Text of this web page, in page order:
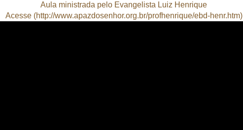
Aula ministrada pelo Evangelista Luiz Henrique
Acesse (http://www.apazdosenhor.org.br/profhenrique/ebd-henr.htm)